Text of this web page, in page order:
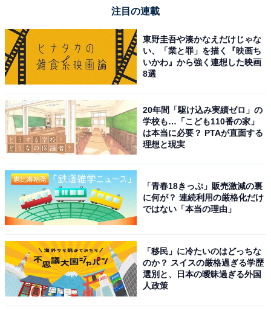
注目の連載
東野圭吾や湊かなえだけじゃな
い、「業と罪」を描く『映画ち
いかわ』から強く連想した映画
8選
20年間「駆け込み実績ゼロ」の
学校も…「こども110番の家」
は本当に必要？ PTAが直面する
理想と現実
「青春18きっぷ」販売激減の裏
に何が？ 連続利用の厳格化だけ
ではない「本当の理由」
「移民」に冷たいのはどっちな
のか？ スイスの厳格過ぎる学歴
選別と、日本の曖昧過ぎる外国
人政策